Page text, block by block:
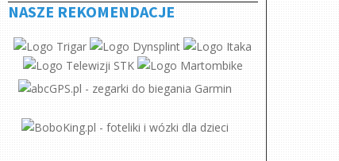
NASZE REKOMENDACJE